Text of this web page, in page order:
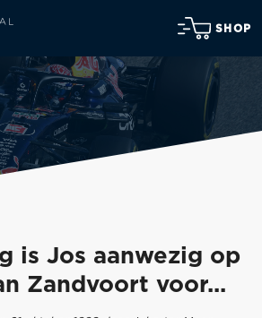
SHOP
is Jos aanwezig op
Zandvoort voor...